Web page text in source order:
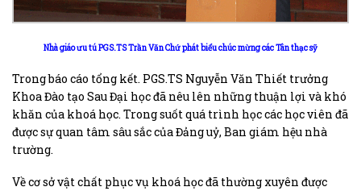
Nhà giáo ưu tú PGS.TS Trần Văn Chứ phát biểu chúc mừng các Tân thạc sỹ
Trong báo cáo tổng kết. PGS.TS Nguyễn Văn Thiết trưởng
Khoa Đào tạo Sau Đại học đã nêu lên những thuận lợi và khó
khăn của khoá học. Trong suốt quá trình học các học viên đã
được sự quan tâm sâu sắc của Đảng uỷ, Ban giám hệu nhà
trường.
Về cơ sở vật chất phục vụ khoá học đã thường xuyên được